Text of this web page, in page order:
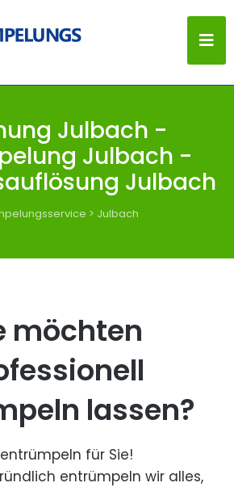
Julbach -
Julbach -
Julbach
> Julbach
möchten
lassen?
für Sie!
entrümpeln wir alles,